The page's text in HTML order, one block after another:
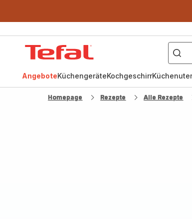
AngeboteKüchengeräteKochgeschirr
Homepage Rezepte Alle Rezepte